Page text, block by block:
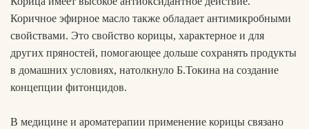
Коричное эфирное масло также обладает антимикробными
свойствами. Это свойство корицы, характерное и для
других пряностей, помогающее дольше сохранять продукты
в домашних условиях, натолкнуло Б.Токина на создание
концепции фитонцидов.
В медицине и ароматерапии применение корицы связано